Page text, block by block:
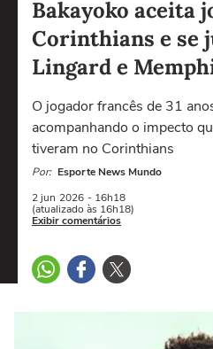
Bakayoko aceita
Corinthians e se
Lingard e
O jogador francês de 31
acompanhando o impecto
tiveram no Corinthians
Por: Esporte News Mundo
2 jun 2026 - 16h18
(atualizado às 16h18)
Exibir comentários